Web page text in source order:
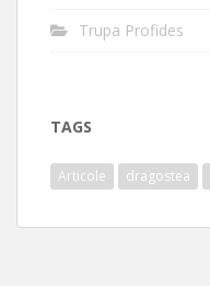
Trupa Profides
TAGS
Articole dragostea